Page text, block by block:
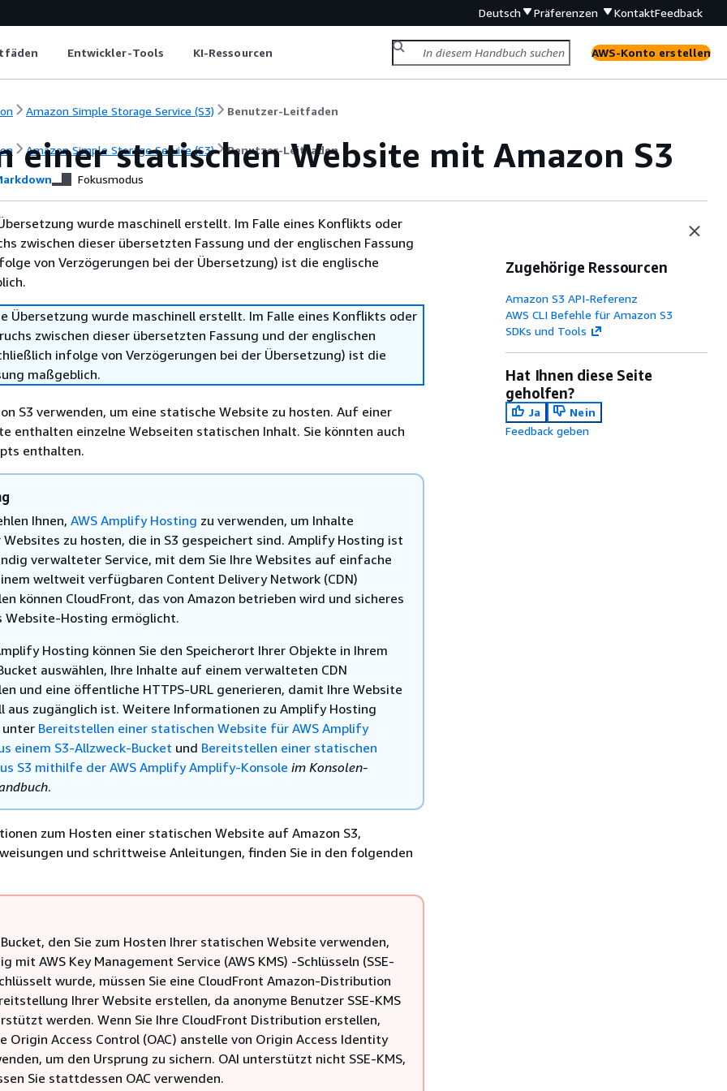
Deutsch Präferenzen KontaktFeedback
Entwickler-Tools KI-Ressourcen AWS-Konto erstellen
Amazon Simple Storage Service (S3) Benutzer-Leitfaden
Amazon Simple Storage Service (S3) Benutzer-Leitfaden
einer statischen Website mit Amazon S3
Fokusmodus
wurde maschinell erstellt. Im Falle eines Konflikts oder
zwischen dieser übersetzten Fassung und der englischen Fassung
von Verzögerungen bei der Übersetzung) ist die englische
Übersetzung wurde maschinell erstellt. Im Falle eines Konflikts oder
zwischen dieser übersetzten Fassung und der englischen
infolge von Verzögerungen bei der Übersetzung) ist die
maßgeblich.
S3 verwenden, um eine statische Website zu hosten. Auf einer
enthalten einzelne Webseiten statischen Inhalt. Sie könnten auch
enthalten.
Ihnen, AWS Amplify Hosting zu verwenden, um Inhalte
zu hosten, die in S3 gespeichert sind. Amplify Hosting ist
verwalteter Service, mit dem Sie Ihre Websites auf einfache
weltweit verfügbaren Content Delivery Network (CDN)
können CloudFront, das von Amazon betrieben wird und sicheres
Website-Hosting ermöglicht.
Hosting können Sie den Speicherort Ihrer Objekte in Ihrem
auswählen, Ihre Inhalte auf einem verwalteten CDN
und eine öffentliche HTTPS-URL generieren, damit Ihre Website
aus zugänglich ist. Weitere Informationen zu Amplify Hosting
unter Bereitstellen einer statischen Website für AWS Amplify
einem S3-Allzweck-Bucket und Bereitstellen einer statischen
S3 mithilfe der AWS Amplify Amplify-Konsole im Konsolen-
.
zum Hosten einer statischen Website auf Amazon S3,
und schrittweise Anleitungen, finden Sie in den folgenden
den Sie zum Hosten Ihrer statischen Website verwenden,
mit AWS Key Management Service (AWS KMS) -Schlüsseln (SSE-
wurde, müssen Sie eine CloudFront Amazon-Distribution
Ihrer Website erstellen, da anonyme Benutzer SSE-KMS
werden. Wenn Sie Ihre CloudFront Distribution erstellen,
Origin Access Control (OAC) anstelle von Origin Access Identity
um den Ursprung zu sichern. OAI unterstützt nicht SSE-KMS,
Sie stattdessen OAC verwenden.
Zugehörige Ressourcen
Amazon S3 API-Referenz
AWS CLI Befehle für Amazon S3
SDKs und Tools
Hat Ihnen diese Seite
geholfen?
Ja
Nein
Feedback geben